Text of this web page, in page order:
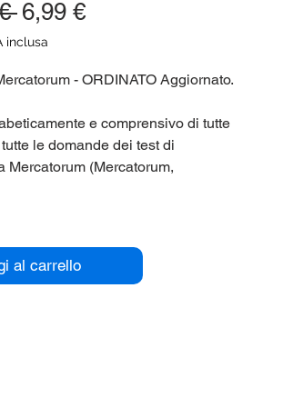
Prezzo
regolare
6,99 €Prezzo
inclusa
- ORDINATO Aggiornato.
e comprensivo di tutte
le domande dei test di
Mercatorum (Mercatorum,
@panieri_unipegaso.
i panieri, riceverai
al carrello